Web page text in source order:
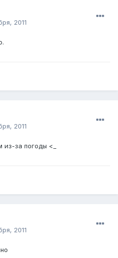
2011
2011
за погоды <_
2011